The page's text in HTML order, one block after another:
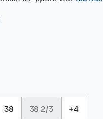
38 38 2/3 +4